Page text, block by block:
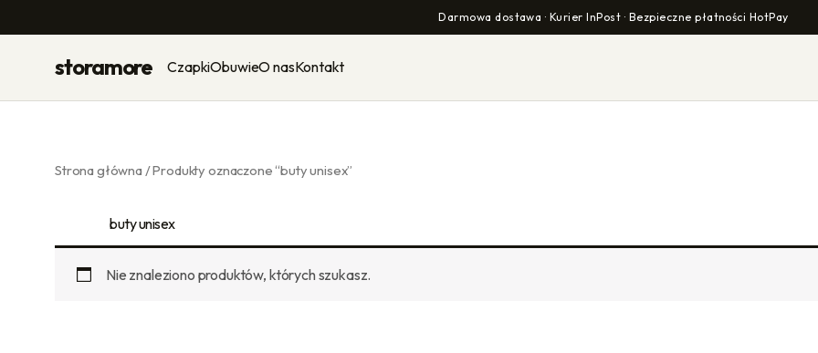
do
Darmowa dostawa · Kurier InPost · Bezpieczne płatności HotPay
storamore CzapkiObuwieO nasKontakt
Strona główna/ Produkty oznaczone “buty unisex”
buty unisex
Nie znaleziono produktów, których szukasz.